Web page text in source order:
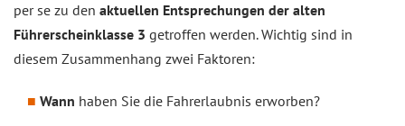
per se zu den aktuellen Entsprechungen der alten
Führerscheinklasse 3 getroffen werden. Wichtig sind in
diesem Zusammenhang zwei Faktoren:
Wann haben Sie die Fahrerlaubnis erworben?